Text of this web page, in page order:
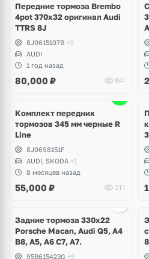
Передние тормоза Brembo
4pot 370x32 оригинал Audi
TTRS 8J
8J0615107B +9
AUDI
1 год назад
80,000 ₽ 841
Комплект передних
тормозов 345 мм черные R
Line
8J0698151F
AUDI, SKODA +1
8 месяцев назад
55,000 ₽ 211
Задние тормоза 330х22
Porsche Macan, Audi Q5, A4
B8, A5, A6 C7, A7.
95B615423G +9